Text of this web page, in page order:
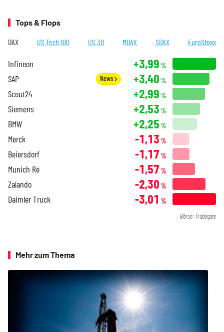
Tops & Flops
DAX US Tech 100 US 30 MDAX SDAX EuroStoxx
Infineon +3,99 %
SAP News +3,40 %
Scout24 +2,99 %
Siemens +2,53 %
BMW +2,25 %
Merck -1,13 %
Beiersdorf -1,17 %
Munich Re -1,57 %
Zalando -2,30 %
Daimler Truck -3,01 %
Börse: Tradegate
Mehr zum Thema